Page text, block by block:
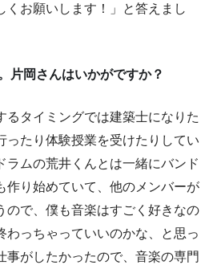
くお願いします！」と答えまし
片岡さんはいかがですか？
タイミングでは建築士になりた
ったり体験授業を受けたりしてい
ラムの荒井くんとは一緒にバンド
作り始めていて、他のメンバーが
ので、僕も音楽はすごく好きなの
わっちゃっていいのかな、と思っ
事がしたかったので、音楽の専門